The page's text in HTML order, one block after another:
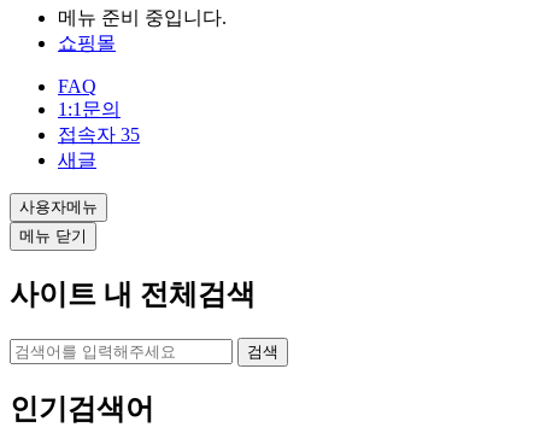
메뉴 준비 중입니다.
쇼핑몰
FAQ
1:1문의
접속자 35
새글
사용자메뉴
메뉴 닫기
사이트 내 전체검색
검색
인기검색어